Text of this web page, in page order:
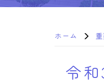
ホーム
令